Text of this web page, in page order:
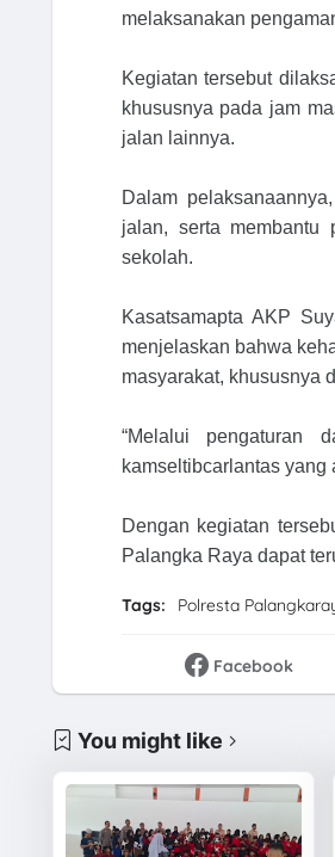
melaksanakan
Kegiatan tersebut
khususnya pada jam
jalan lainnya.
Dalam
jalan, serta membantu
sekolah.
Kasatsamapta AKP
menjelaskan bahwa
masyarakat, khususnya
“Melalui pengaturan
kamseltibcarlantas yang
Dengan kegiatan
Palangka Raya dapat
Tags: Polresta
Facebook
You might like